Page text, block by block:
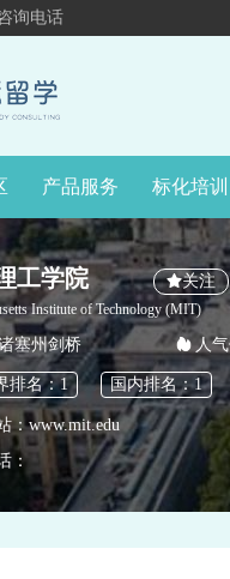
询电话
产品服务 标化培训
工学院 关注
Institute of Technology (MIT)
塞州剑桥 人
排名：1 国内排名：1
：www.mit.edu
：